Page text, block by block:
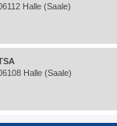
Halle (Saale)
Halle (Saale)